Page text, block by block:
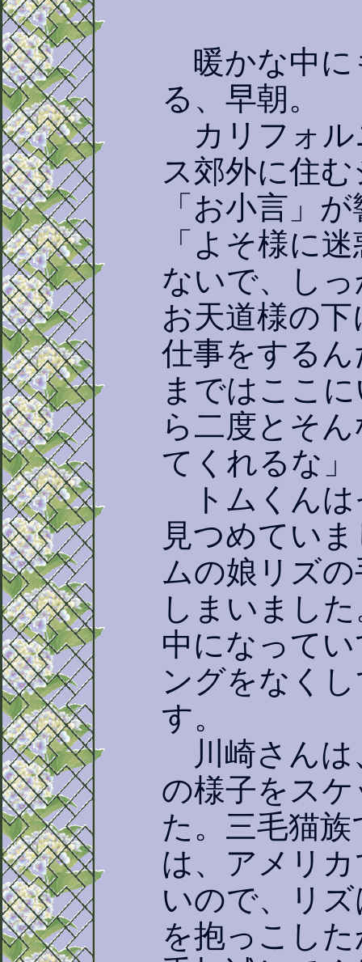
暖かな中に
る、早朝。
カリフォル
ス郊外に住
「お小言」
「よそ様に
ないで、し
お天道様の
仕事をする
まではここ
ら二度とそ
てくれるな」
トムくんは
見つめてい
ムの娘リズ
しまいまし
中になって
ングをなく
す。
川崎さんは
の様子をス
た。三毛猫
は、アメリ
いので、リ
を抱っこし